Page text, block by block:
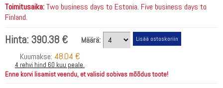
Toimitusaika:Two business days to Estonia. Five business days to
Finland.
Hinta: 390.38 €
Määrä:
Kuumakse: 48.04 €
4 rehvi hind 60 kuu peale.
Enne korvi lisamist veendu, et valisid sobivas mõõdus toote!